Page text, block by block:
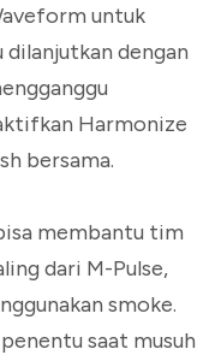
untuk
dilanjutkan dengan
Harmonize
bersama.
membantu tim
dari M-Pulse,
smoke.
saat musuh